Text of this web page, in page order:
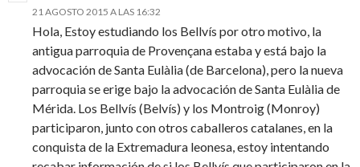
21 AGOSTO 2015 A LAS 16:32
Hola, Estoy estudiando los Bellvís por otro motivo, la
antigua parroquia de Provençana estaba y está bajo la
advocación de Santa Eulàlia (de Barcelona), pero la nueva
parroquia se erige bajo la advocación de Santa Eulàlia de
Mérida. Los Bellvís (Belvís) y los Montroig (Monroy)
participaron, junto con otros caballeros catalanes, en la
conquista de la Extremadura leonesa, estoy intentando